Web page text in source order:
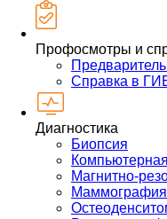
Профосмотры и
Справка в
Диагностика
Биопсия
Магнитно-
Маммография